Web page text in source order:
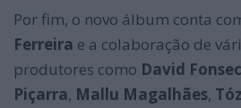
Por fim, o novo álbum conta
Ferreira e a colaboração de
produtores como David
Piçarra, Mallu Magalhães,